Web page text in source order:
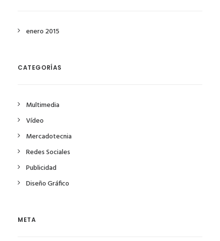
enero 2015
CATEGORÍAS
Multimedia
Vídeo
Mercadotecnia
Redes Sociales
Publicidad
Diseño Gráfico
META